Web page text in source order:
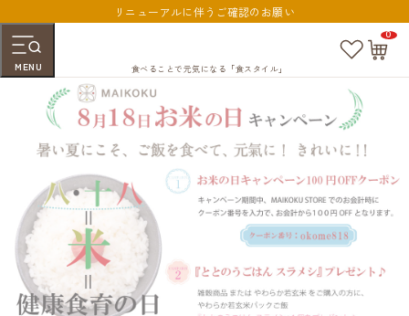
リニューアルに伴うご確認のお願い
MENU 食べることで元気になる「食スタイル」
お
気
カ
0